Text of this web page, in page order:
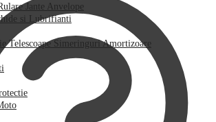
Jante Anvelope
si Lubrifianti
Telescoape Simeringuri Amortizoare